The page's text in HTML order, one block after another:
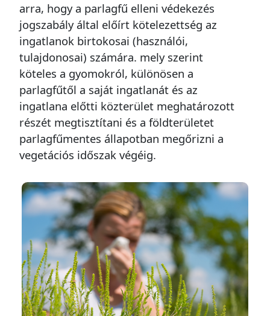
arra, hogy a parlagfű elleni védekezés
jogszabály által előírt kötelezettség az
ingatlanok birtokosai (használói,
tulajdonosai) számára. mely szerint
köteles a gyomokról, különösen a
parlagfűtől a saját ingatlanát és az
ingatlana előtti közterület meghatározott
részét megtisztítani és a földterületet
parlagfűmentes állapotban megőrizni a
vegetációs időszak végéig.